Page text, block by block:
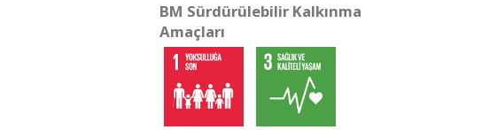
BM Sürdürülebilir Kalkınma
Amaçları